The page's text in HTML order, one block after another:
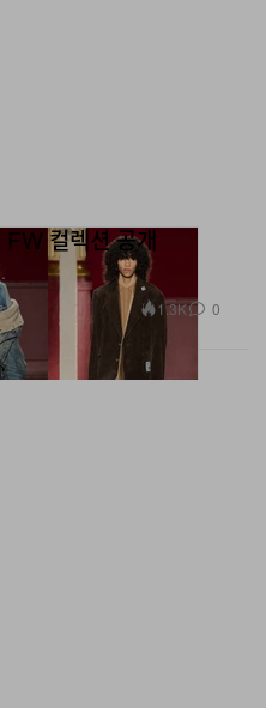
컬렉션 공개
1.3K 0